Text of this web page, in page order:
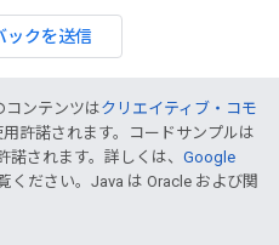
ックを送信
コンテンツはクリエイティブ・コモ
用許諾されます。コードサンプルは
諾されます。詳しくは、 Google
ください。Java は Oracle および関